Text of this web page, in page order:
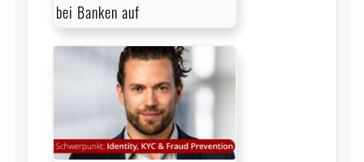
bei Banken auf